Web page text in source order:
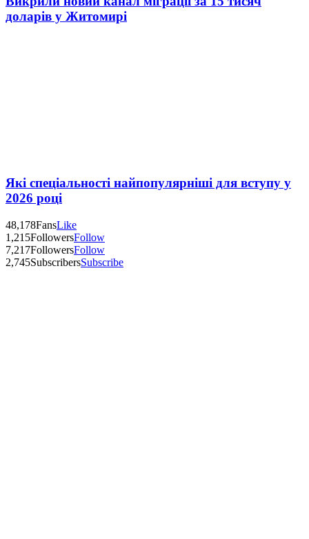
доларів у Житомирі
Які спеціальності найпопулярніші для вступу у
2026 році
48,178FansLike
1,215FollowersFollow
7,217FollowersFollow
2,745SubscribersSubscribe